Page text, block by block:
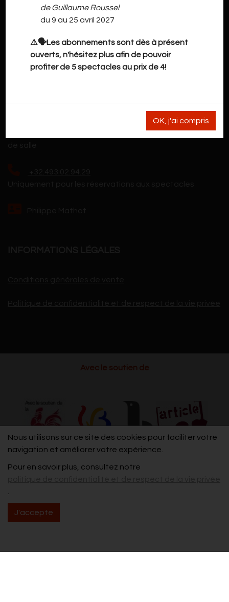
de Guillaume Roussel
du 9 au 25 avril 2027
⚠️🗣️Les abonnements sont dès à présent
ouverts, n'hésitez plus afin de pouvoir
profiter de 5 spectacles au prix de 4!
OK, j'ai compris
Nous utilisons sur ce site des cookies pour faciliter votre
navigation et améliorer votre expérience.
Pour en savoir plus, consultez notre
J'accepte
NOS INFORMATIONS
pour les stages / ateliers et les demandes de location
Avec le soutien de